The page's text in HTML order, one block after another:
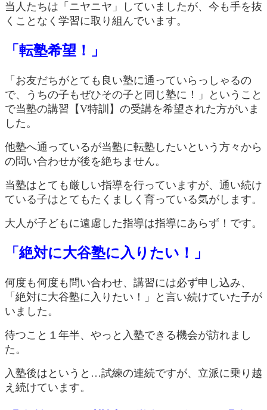
当人たちは「ニヤニヤ」していましたが、今も手を抜
くことなく学習に取り組んでいます。
「転塾希望！」
「お友だちがとても良い塾に通っていらっしゃるの
で、うちの子もぜひその子と同じ塾に！」ということ
で当塾の講習【V特訓】の受講を希望された方がいま
した。
他塾へ通っているが当塾に転塾したいという方々から
の問い合わせが後を絶ちません。
当塾はとても厳しい指導を行っていますが、通い続け
ている子はとてもたくましく育っている気がします。
大人が子どもに遠慮した指導は指導にあらず！です。
「絶対に大谷塾に入りたい！」
何度も何度も問い合わせ、講習には必ず申し込み、
「絶対に大谷塾に入りたい！」と言い続けていた子が
いました。
待つこと１年半、やっと入塾できる機会が訪れまし
た。
入塾後はというと…試練の連続ですが、立派に乗り越
え続けています。